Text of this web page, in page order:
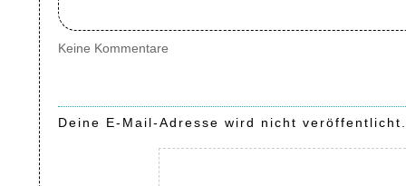
Keine Kommentare
Deine E-Mail-Adresse wird nicht veröffentlicht.